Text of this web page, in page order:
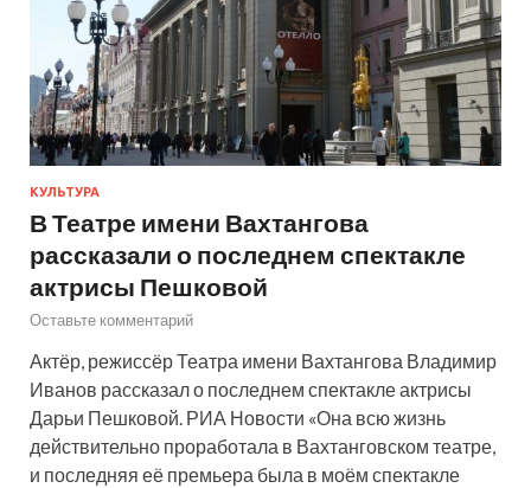
КУЛЬТУРА
В Театре имени Вахтангова
рассказали о последнем спектакле
актрисы Пешковой
Оставьте комментарий
Актёр, режиссёр Театра имени Вахтангова Владимир
Иванов рассказал о последнем спектакле актрисы
Дарьи Пешковой. РИА Новости «Она всю жизнь
действительно проработала в Вахтанговском театре,
и последняя её премьера была в моём спектакле